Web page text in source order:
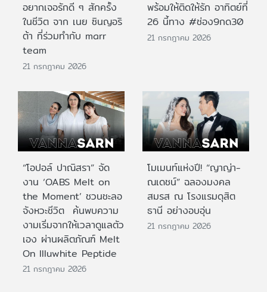
อยากเจอรักดี ๆ สักครั้ง
ในชีวิต จาก เนย ซินญอริ
ต้า ที่ร่วมทำกับ marr
team
21 กรกฎาคม 2026
พร้อมให้ติดให้รัก อาทิตย์ที่
26 นี้ทาง #ช่อง9กด30
21 กรกฎาคม 2026
“โอปอล์ ปาณิสรา” จัด
งาน ‘OABS Melt on
the Moment’ ชวนชะลอ
จังหวะชีวิต ค้นพบความ
งามเริ่มจากให้เวลาดูแลตัว
เอง ผ่านผลิตภัณฑ์ Melt
On Illuwhite Peptide
21 กรกฎาคม 2026
โมเมนท์แห่งปี! “ญาญ่า-
ณเดชน์” ฉลองมงคล
สมรส ณ โรงแรมดุสิต
ธานี อย่างอบอุ่น
21 กรกฎาคม 2026